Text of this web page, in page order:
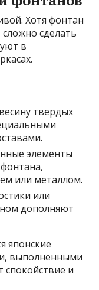
Хотя фонтан
сделать
в
твердых
элементы
или металлом.
или
дополняют
японские
выполненными
и